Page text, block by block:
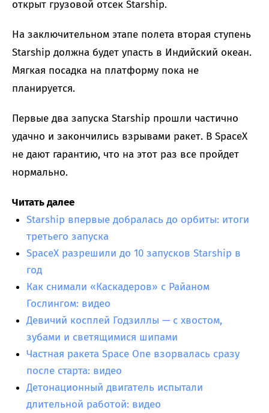
открыт грузовой отсек Starship.
На заключительном этапе полета вторая ступень
Starship должна будет упасть в Индийский океан.
Мягкая посадка на платформу пока не
планируется.
Первые два запуска Starship прошли частично
удачно и закончились взрывами ракет. В SpaceX
не дают гарантию, что на этот раз все пройдет
нормально.
Читать далее
Starship впервые добралась до орбиты: итоги
третьего запуска
SpaceX разрешили до 10 запусков Starship в
год
Как снимали «Каскадеров» с Райаном
Гослингом: видео
Девичий косплей Годзиллы — с хвостом,
зубами и светящимися шипами
Частная ракета Space One взорвалась сразу
после старта: видео
Детонационный двигатель испытали
длительной работой: видео